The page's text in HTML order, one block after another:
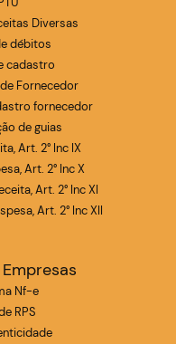
Diversas
débitos
cadastro
Fornecedor
fornecedor
de guias
Art. 2° Inc IX
Art. 2° Inc X
Art. 2° Inc XI
Art. 2° Inc XII
Nf-e
RPS